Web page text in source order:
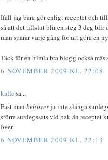
Ifall jag bara gör enligt receptet och
så att det tillslut blir en steg 3 deg blir
man sparar varje gång för att göra en
Tack för en himla bra blogg också
6 NOVEMBER 2009 KL. 22:08
kalle sa...
Fast man behöverju inte slänga
större surdegssats vid bak än receptet
över.
6 NOVEMBER 2009 KL. 22:13